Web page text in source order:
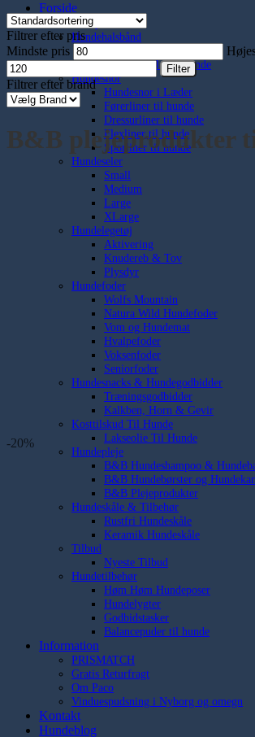
Forside
Hundeudstyr
Hundehalsbånd
Halsbånd til små hunde
Hundesnor
Hundesnor i Læder
Førerliner til hunde
Dressurliner til hunde
Flexliner til hunde
Sporliner til hunde
Hundeseler
Small
Medium
Large
XLarge
Hundelegetøj
Aktivering
Knudereb & Tov
Plysdyr
Hundefoder
Wolfs Mountain
Natura Wild Hundefoder
Vom og Hundemat
Hvalpefoder
Voksenfoder
Seniorfoder
Hundesnacks & Hundegodbidder
Træningsgodbidder
Kalkben, Horn & Gevir
Kosttilskud Til Hunde
Lakseolie Til Hunde
Hundepleje
B&B Hundeshampoo &
B&B Hundebørster og
B&B Plejeprodukter
Hundeskåle & Tilbehør
Rustfri Hundeskåle
Keramik Hundeskåle
Tilbud
Nyeste Tilbud
Hundetilbehør
Høm Høm Hundeposer
Hundelygter
Godbidstasker
Balancepuder til hunde
Information
PRISMATCH
Gratis Returfragt
Om Paco
Vinduespudsning i Nyborg og omegn
Kontakt
Hundeblog
Filtrer efter pris
Mindste pris
Filter
Filtrer efter brand
B&B plejeprodukter
-20%